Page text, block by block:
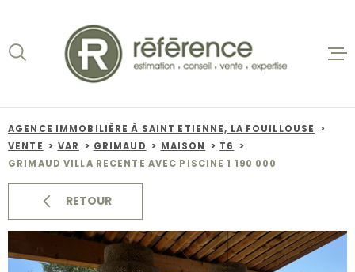
la
recherche
menu
principal
contenu
ACCUEIL
VENTES
NOS
AGENCE IMMOBILIÈRE À SAINT ETIENNE, LA FOUILLOUSE
VENTE
VAR GRIMAUD MAISON
T6
GRIMAUD VILLA RECENTE AVEC PISCINE 1 190 000
RETOUR